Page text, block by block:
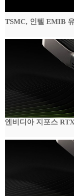
TSMC, 인텔 EMIB
엔비디아 지포스